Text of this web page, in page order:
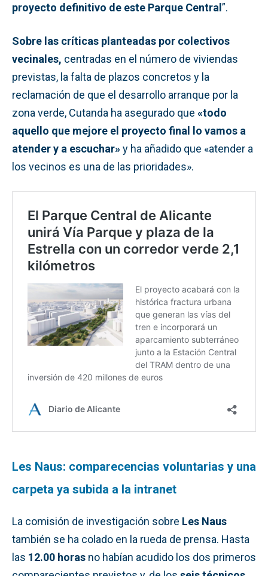
proyecto definitivo de este Parque Central”.
Sobre las críticas planteadas por colectivos
vecinales, centradas en el número de viviendas
previstas, la falta de plazos concretos y la
reclamación de que el desarrollo arranque por la
zona verde, Cutanda ha asegurado que «todo
aquello que mejore el proyecto final lo vamos a
atender y a escuchar»y ha añadido que «atender a
los vecinos es una de las prioridades».
Les Naus: comparecencias voluntarias y una
carpeta ya subida a la intranet
La comisión de investigación sobre Les Naus
también se ha colado en la rueda de prensa. Hasta
las 12.00 horas no habían acudido los dos primeros